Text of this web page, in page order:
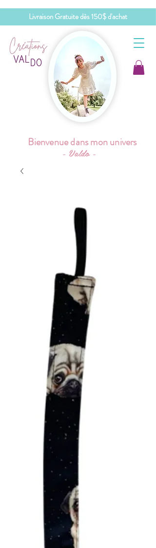
Livraison Gratuite dès 150$ d'achat
- Valdo -
Bienvenue dans mon univers